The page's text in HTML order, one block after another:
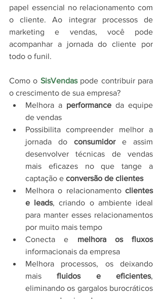
papel essencial no relacionamento com
o cliente. Ao integrar processos de
marketing e vendas, você pode
acompanhar a jornada do cliente por
todo o funil.
Como o SisVendas pode contribuir para
o crescimento de sua empresa?
Melhora a performance da equipe
de vendas
Possibilita compreender melhor a
jornada do consumidor e assim
desenvolver técnicas de vendas
mais eficazes no que tange a
captação e conversão de clientes
Melhora o relacionamento clientes
e leads, criando o ambiente ideal
para manter esses relacionamentos
por muito mais tempo
Conecta e melhora os fluxos
informacionais da empresa
Melhora processos, os deixando
mais fluidos e eficientes,
eliminando os gargalos burocráticos